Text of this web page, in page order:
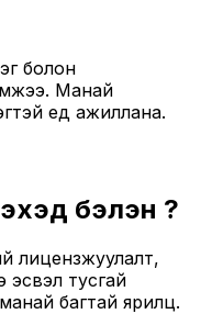
болон
Манай
үед ажиллана.
бэлэн үү?
лицензжуулалт,
тусгай
багтай ярилц.